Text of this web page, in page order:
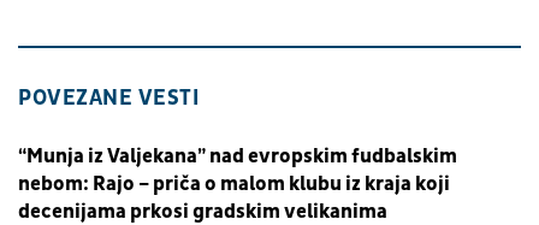
POVEZANE VESTI
“Munja iz Valjekana” nad evropskim fudbalskim
nebom: Rajo – priča o malom klubu iz kraja koji
decenijama prkosi gradskim velikanima